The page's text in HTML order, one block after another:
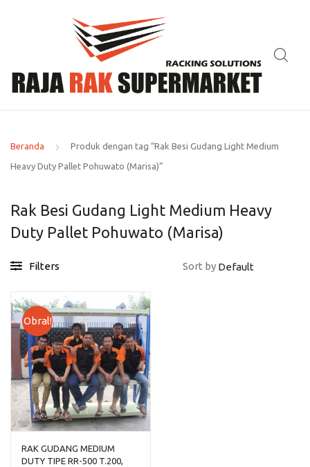
Beranda Produk dengan tag “Rak Besi Gudang Light Medium
Heavy Duty Pallet Pohuwato (Marisa)”
Rak Besi Gudang Light Medium Heavy
Duty Pallet Pohuwato (Marisa)
Filters Sort by
Obral!
RAK GUDANG MEDIUM
DUTY TIPE RR-500 T.200,